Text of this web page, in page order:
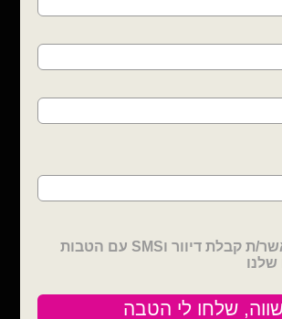
כל אירוע! מהקטן ועד לגדול! אנחנו כאן
בקשתכם
משלוחים מהיום למחר!
ים, תל אביב, ראשון לציון, גבעתיים, רמת
אזור, נס ציונה, רמלה, לוד, אשדוד, יבנה,